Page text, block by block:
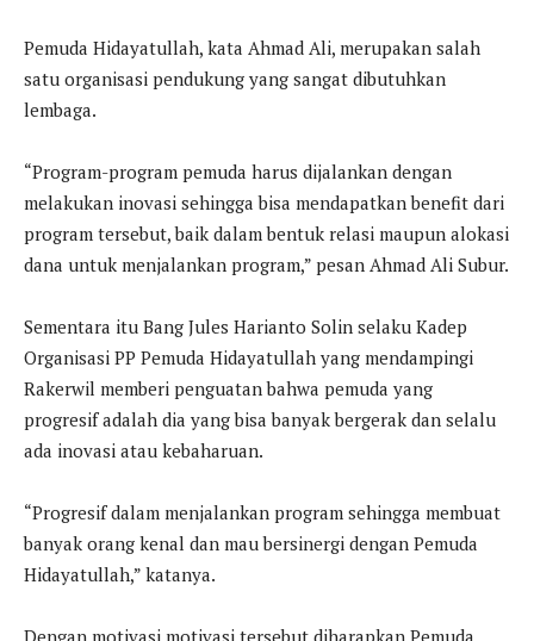
Pemuda Hidayatullah, kata Ahmad Ali, merupakan salah
satu organisasi pendukung yang sangat dibutuhkan
lembaga.
“Program-program pemuda harus dijalankan dengan
melakukan inovasi sehingga bisa mendapatkan benefit dari
program tersebut, baik dalam bentuk relasi maupun alokasi
dana untuk menjalankan program,” pesan Ahmad Ali Subur.
Sementara itu Bang Jules Harianto Solin selaku Kadep
Organisasi PP Pemuda Hidayatullah yang mendampingi
Rakerwil memberi penguatan bahwa pemuda yang
progresif adalah dia yang bisa banyak bergerak dan selalu
ada inovasi atau kebaharuan.
“Progresif dalam menjalankan program sehingga membuat
banyak orang kenal dan mau bersinergi dengan Pemuda
Hidayatullah,” katanya.